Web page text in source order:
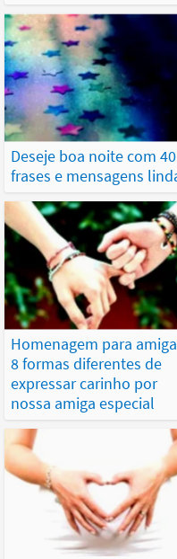
Deseje boa noite com 40
frases e mensagens
Homenagem para
8 formas diferentes de
expressar carinho por
nossa amiga especial